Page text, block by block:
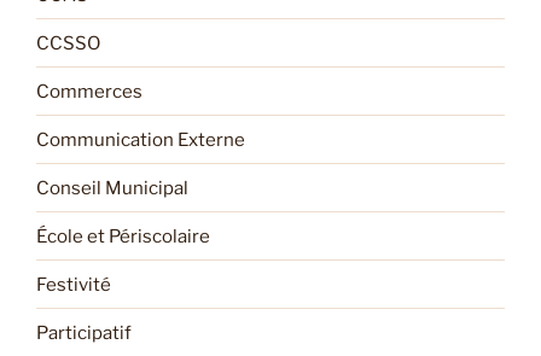
CCSSO
Commerces
Communication Externe
Conseil Municipal
École et Périscolaire
Festivité
Participatif